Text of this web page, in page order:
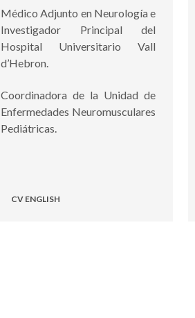
Médico Adjunto en Neurología e
Investigador Principal del
Hospital Universitario Vall
d’Hebron.
Coordinadora de la Unidad de
Enfermedades Neuromusculares
Pediátricas.
CV ENGLISH